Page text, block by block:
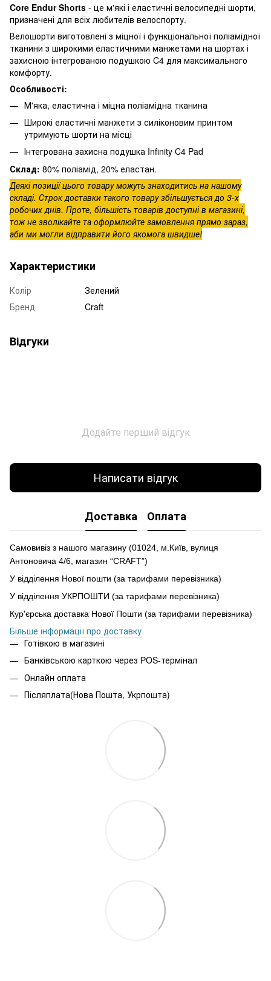
Core Endur Shorts - це м'які і еластичні велосипедні шорти,
призначені для всіх любителів велоспорту.
Велошорти виготовлені з міцної і функціональної поліамідної
тканини з широкими еластичними манжетами на шортах і
захисною інтегрованою подушкою C4 для максимального
комфорту.
Особливості:
М'яка, еластична і міцна поліамідна тканина
Широкі еластичні манжети з силіконовим принтом
утримують шорти на місці
Інтегрована захисна подушка Infinity C4 Pad
Склад: 80% поліамід, 20% еластан.
Деякі позиції цього товару можуть знаходитись на нашому
складі. Строк доставки такого товару збільшується до 3-х
робочих днів. Проте, більшість товарів доступні в магазині,
тож не зволікайте та оформлюйте замовлення прямо зараз,
аби ми могли відправити його якомога швидше!
Характеристики
Колір
Зелений
Бренд
Craft
Відгуки
Додайте перший відгук
Написати відгук
Доставка Оплата
Самовивіз з нашого магазину (01024, м.Київ, вулиця
Антоновича 4/6, магазин “CRAFT”)
У відділення Нової пошти (за тарифами перевізника)
У відділення УКРПОШТИ (за тарифами перевізника)
Кур'єрська доставка Нової Пошти (за тарифами перевізника)
Більше інформації про доставку
Готівкою в магазині
Банківською карткою через POS-термінал
Онлайн оплата
Післяплата(Нова Пошта, Укрпошта)